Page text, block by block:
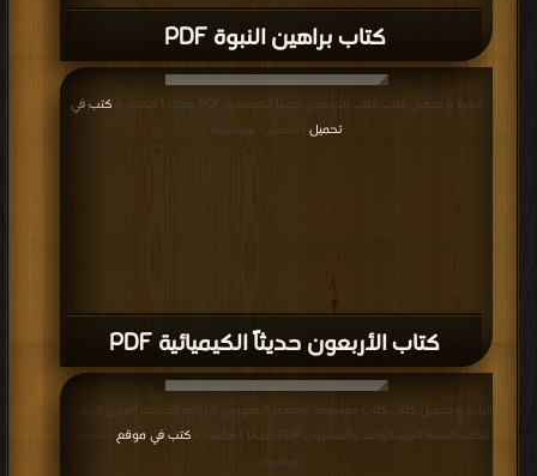
كتاب براهين النبوة PDF
كتاب الأربعون حديثاً الكيميائية PDF
قراءة و تحميل كتاب كتاب الأربعون حديثاً الكيميائية PDF مجانا | مكتبة >
كتب في
تحميل
| التحميل : مرة/مرات
قراءة و تحميل كتاب كتاب موسوعة المعجم المفهرس لألفاظ الحديث النبوي الشريف
للكتب الستة الجزء الواحد والعشرون PDF مجانا | مكتبة >
كتب في موقع
| التحميل :
مرة/مرات